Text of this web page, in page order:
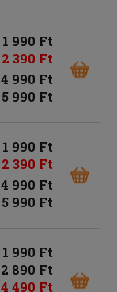
1 990 Ft
2 390 Ft
4 990 Ft
5 990 Ft
1 990 Ft
2 390 Ft
4 990 Ft
5 990 Ft
1 990 Ft
2 890 Ft
4 490 Ft